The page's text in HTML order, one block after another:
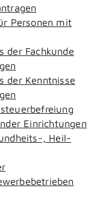
Personen mit
der Fachkunde
der Kenntnisse
Einrichtungen
, Heil-